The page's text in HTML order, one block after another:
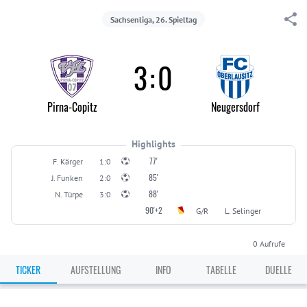
Sachsenliga, 26. Spieltag
Pirna-Copitz
3:0
Neugersdorf
Highlights
F. Kärger 1:0 77'
J. Funken 2:0 85'
N. Türpe 3:0 88'
L. Selinger
G/R
90'+2
0 Aufrufe
TICKER AUFSTELLUNG INFO TABELLE DUELLE